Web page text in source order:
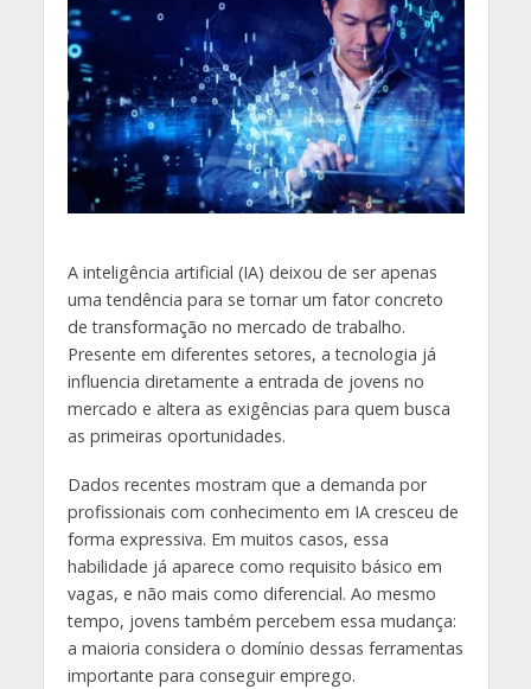
A inteligência artificial (IA) deixou de ser apenas
uma tendência para se tornar um fator concreto
de transformação no mercado de trabalho.
Presente em diferentes setores, a tecnologia já
influencia diretamente a entrada de jovens no
mercado e altera as exigências para quem busca
as primeiras oportunidades.
Dados recentes mostram que a demanda por
profissionais com conhecimento em IA cresceu de
forma expressiva. Em muitos casos, essa
habilidade já aparece como requisito básico em
vagas, e não mais como diferencial. Ao mesmo
tempo, jovens também percebem essa mudança:
a maioria considera o domínio dessas ferramentas
importante para conseguir emprego.